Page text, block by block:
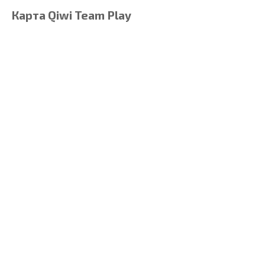
Карта Qiwi Team Play